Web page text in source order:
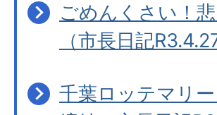
ごめんくさい！
（市長日記R3.4.27
千葉ロッテマリ